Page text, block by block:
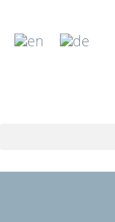
Inhalt
springen